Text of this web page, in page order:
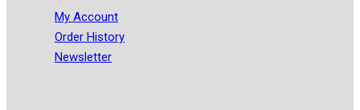
My Account
Order History
Newsletter